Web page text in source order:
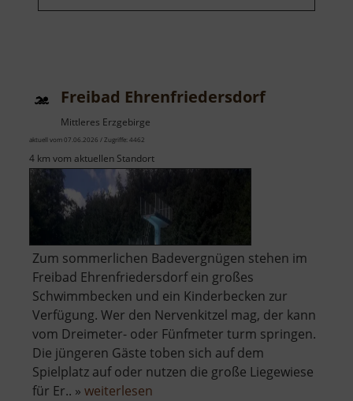
Freibad Ehrenfriedersdorf
Mittleres Erzgebirge
aktuell vom 07.06.2026 / Zugriffe: 4462
4 km vom aktuellen Standort
Zum sommerlichen Badevergnügen stehen im
Freibad Ehrenfriedersdorf ein großes
Schwimmbecken und ein Kinderbecken zur
Verfügung. Wer den Nervenkitzel mag, der kann
vom Dreimeter- oder Fünfmeter turm springen.
Die jüngeren Gäste toben sich auf dem
Spielplatz auf oder nutzen die große Liegewiese
für Er.. » weiterlesen